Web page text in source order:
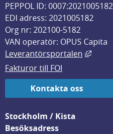
PEPPOL ID: 0007:2021005182
EDI adress: 2021005182
Org nr: 202100-5182
VAN operatör: OPUS Capita
Leverantörsportalen
Länk
Fakturor till FOI
Kontakta oss
Stockholm / Kista
Besöksadress